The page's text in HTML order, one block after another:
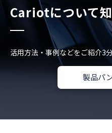
Cariotについて
活用方法・事例などをご紹介3
製品パ